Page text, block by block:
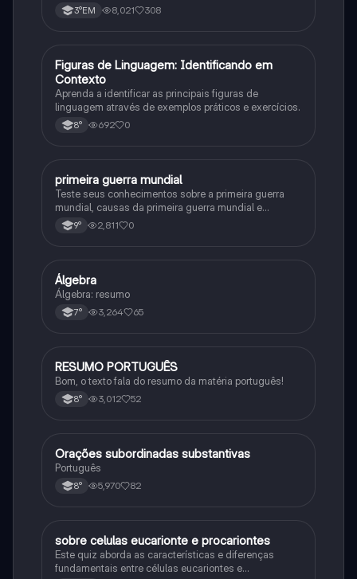
3°EM 8,021 308
FPortuguês
Figuras de Linguagem: Identificando em
Contexto
Aprenda a identificar as principais figuras de
linguagem através de exemplos práticos e exercícios.
8° 692 0
História
primeira guerra mundial
Teste seus conhecimentos sobre a primeira guerra
mundial, causas da primeira guerra mundial e
consequências da Primeira Guerra Mundial, fases da
primeira guerra mundial
9° 2,811 0
Matematica
Álgebra
Álgebra: resumo
7° 3,264 65
Português
RESUMO PORTUGUÊS
Bom, o texto fala do resumo da matéria português!
8° 3,012 52
Português
Orações subordinadas substantivas
Português
8° 5,970 82
Biologia
sobre celulas eucarionte e procariontes
Este quiz aborda as características e diferenças
fundamentais entre células eucariontes e